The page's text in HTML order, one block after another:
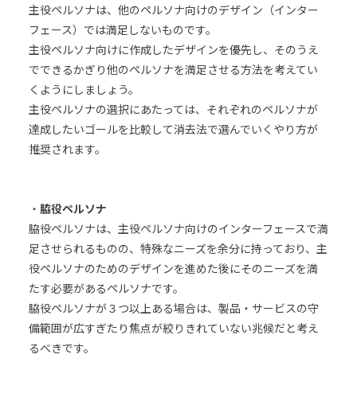
主役ペルソナは、他のペルソナ向けのデザイン（インター
フェース）では満足しないものです。
主役ペルソナ向けに作成したデザインを優先し、そのうえ
でできるかぎり他のペルソナを満足させる方法を考えてい
くようにしましょう。
主役ペルソナの選択にあたっては、それぞれのペルソナが
達成したいゴールを比較して消去法で選んでいくやり方が
推奨されます。
・ 脇役ペルソナ
脇役ペルソナは、主役ペルソナ向けのインターフェースで満
足させられるものの、特殊なニーズを余分に持っており、主
役ペルソナのためのデザインを進めた後にそのニーズを満
たす必要があるペルソナです。
脇役ペルソナが３つ以上ある場合は、製品・サービスの守
備範囲が広すぎたり焦点が絞りきれていない兆候だと考え
るべきです。